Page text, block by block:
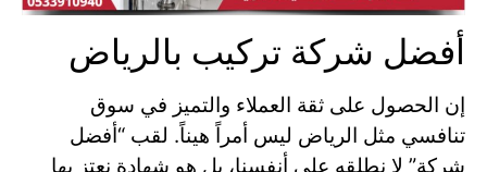
أفضل شركة تركيب بالرياض
إن الحصول على ثقة العملاء والتميز في سوق
تنافسي مثل الرياض ليس أمراً هيناً. لقب “أفضل
شركة” لا نطلقه على أنفسنا، بل هو شهادة نعتز بها